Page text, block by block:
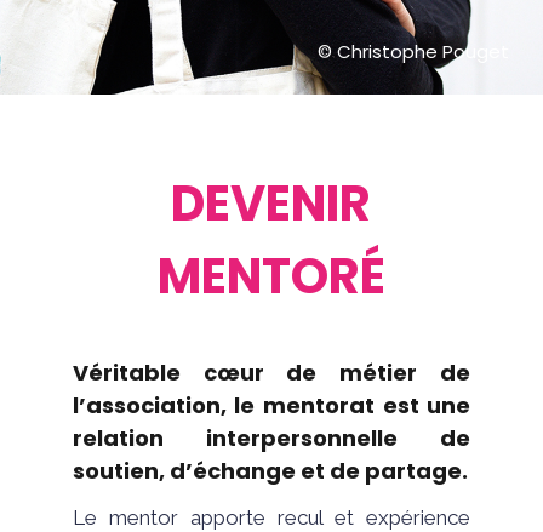
© Christophe Pouget
DEVENIR
MENTORÉ
Véritable cœur de métier de
l’association, le mentorat est une
relation interpersonnelle de
soutien, d’échange et de partage.
Le mentor apporte recul et expérience